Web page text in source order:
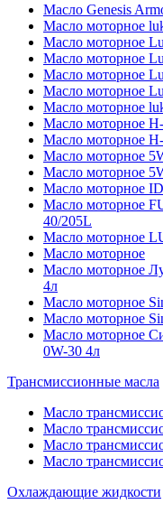
Масло Genesis
Масло моторное
Масло моторное
Масло моторное
Масло моторное
Масло моторное
Масло моторное
Масло моторное
Масло моторное
Масло моторное
Масло моторное
Масло моторное
Масло моторное
40/205L
Масло моторное
Масло моторное
Масло моторное
4л
Масло моторное
Масло моторное
Масло моторное
0W-30 4л
Трансмиссионные масла
Масло
Масло
Масло
Масло
Охлаждающие жидкости